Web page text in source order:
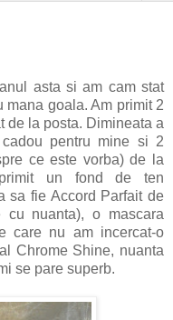
asta si am cam stat
mana goala. Am primit 2
de la posta. Dimineata a
pentru mine si 2
ce este vorba) de la
un fond de ten
sa fie Accord Parfait de
cu nuanta), o mascara
care nu am incercat-o
Chrome Shine, nuanta
se pare superb.